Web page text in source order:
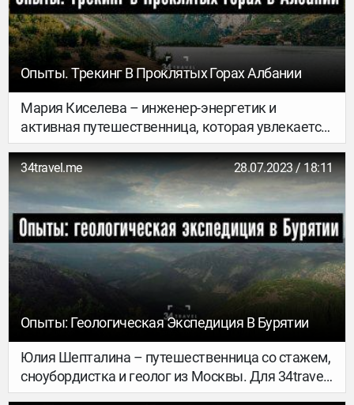
найти идеальный волонтерский проект, к чему
готовиться и чего ожидать – читай ниже.
Опыты. Трекинг В Проклятых Горах Албании
Мария Киселева – инженер-энергетик и
активная путешественница, которая увлекается
фотографией и объехала почти всю Европу. А
еще она любит трекинг – и этой осенью
опробовала один из маршрутов в Албании.
34travel.me 28.07.2023 / 18:11
Опыты: Геологическая Экспедиция В Бурятии
Юлия Шепталина – путешественница со стажем,
сноубордистка и геолог из Москвы. Для 34travel
она рассказывает о своем опыте поездки в